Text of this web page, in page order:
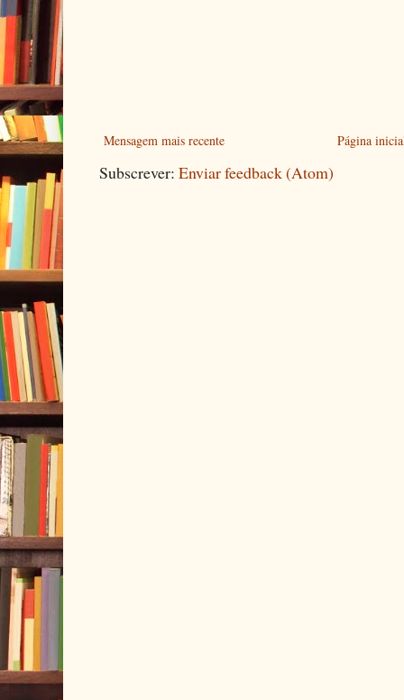
Mensagem mais recente Página
Subscrever: Enviar feedback (Atom)